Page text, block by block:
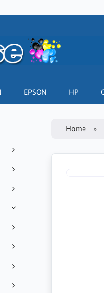
EPSON HP
Home